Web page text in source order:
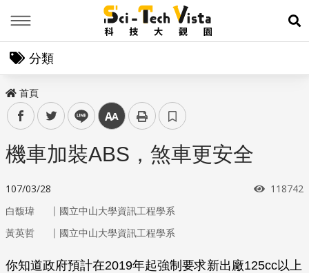
展
分類
首頁
facebooktwitter line 中
機車加裝ABS，煞車更安全
107/03/28 瀏覽次數
118742
白馥瑋 ｜ 國立中山大學資訊工程學系
黃英哲
｜ 國立中山大學資訊工程學系
你知道政府預計在2019年起強制要求新出廠125cc以上